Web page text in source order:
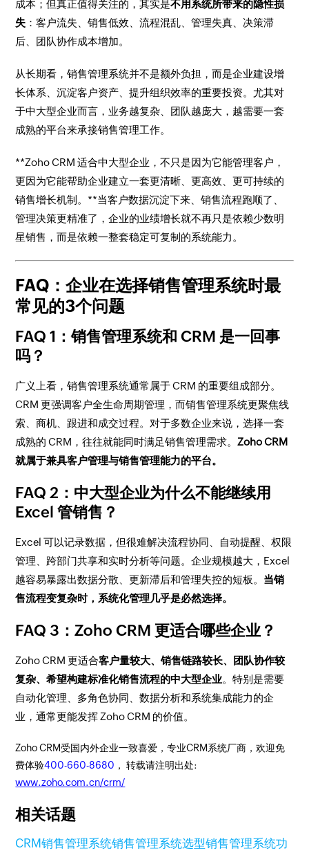
成本；但真正值得关注的，其实是不用系统所带来的隐性损
失 ：客户流失、销售低效、流程混乱、管理失真、决策滞
后、团队协作成本增加。
从长期看，销售管理系统并不是额外负担，而是企业建设增
长体系、沉淀客户资产、提升组织效率的重要投资。尤其对
于中大型企业而言，业务越复杂、团队越庞大，越需要一套
成熟的平台来承接销售管理工作。
**Zoho CRM 适合中大型企业，不只是因为它能管理客户，
更因为它能帮助企业建立一套更清晰、更高效、更可持续的
销售增长机制。**当客户数据沉淀下来、销售流程跑顺了、
管理决策更精准了，企业的业绩增长就不再只是依赖少数明
星销售，而是依赖一整套稳定可复制的系统能力。
FAQ：企业在选择销售管理系统时最
常见的3个问题
FAQ 1：销售管理系统和 CRM 是一回事
吗？
广义上看，销售管理系统通常属于 CRM 的重要组成部分。
CRM 更强调客户全生命周期管理，而销售管理系统更聚焦线
索、商机、跟进和成交过程。对于多数企业来说，选择一套
成熟的 CRM，往往就能同时满足销售管理需求。Zoho CRM
就属于兼具客户管理与销售管理能力的平台。
FAQ 2：中大型企业为什么不能继续用
Excel 管销售？
Excel 可以记录数据，但很难解决流程协同、自动提醒、权限
管理、跨部门共享和实时分析等问题。企业规模越大，Excel
越容易暴露出数据分散、更新滞后和管理失控的短板。 当销
售流程变复杂时，系统化管理几乎是必然选择。
FAQ 3：Zoho CRM 更适合哪些企业？
Zoho CRM 更适合客户量较大、销售链路较长、团队协作较
复杂、希望构建标准化销售流程的中大型企业。特别是需要
自动化管理、多角色协同、数据分析和系统集成能力的企
业，通常更能发挥 Zoho CRM 的价值。
Zoho CRM受国内外企业一致喜爱，专业CRM系统厂商，欢迎免
费体验400-660-8680 ， 转载请注明出处:
www.zoho.com.cn/crm/
相关话题
CRM销售管理系统销售管理系统选型销售管理系统功